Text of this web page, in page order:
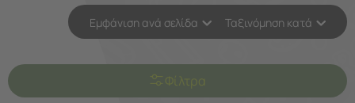
Εμφάνιση ανά σελίδα Ταξινόμηση κατά
Φίλτρα